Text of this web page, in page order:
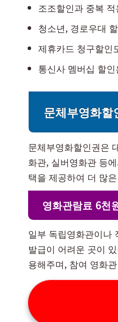
조조할인과 중복
청소년, 경로우대
제휴카드 청구할인
통신사 멤버십 할
문체부영화
문체부영화할인권은
화관, 실버영화관 등
택을 제공하여 더 많
영화관람료 6천
일부 독립영화관이나
발급이 어려운 곳이
용해주며, 참여 영화